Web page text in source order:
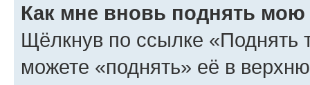
Как мне вновь поднять мою
Щёлкнув по ссылке «Поднять
можете «поднять» её в